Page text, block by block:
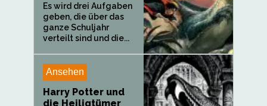
Es wird drei Aufgaben
geben, die über das
ganze Schuljahr
verteilt sind und die...
Ansehen
Harry Potter und
die Heiligtümer